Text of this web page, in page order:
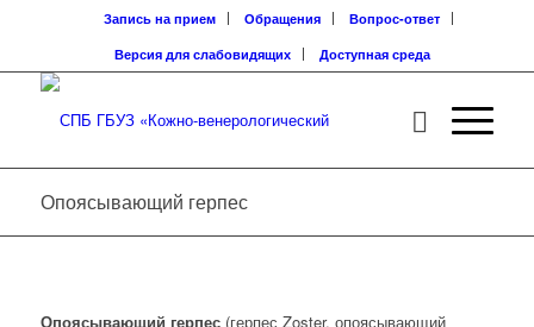
Запись на прием Обращения
Вопрос-ответ
Версия для слабовидящих
Доступная среда
Опоясывающий герпес
Опоясывающий герпес(герпес Zoster, опоясывающий